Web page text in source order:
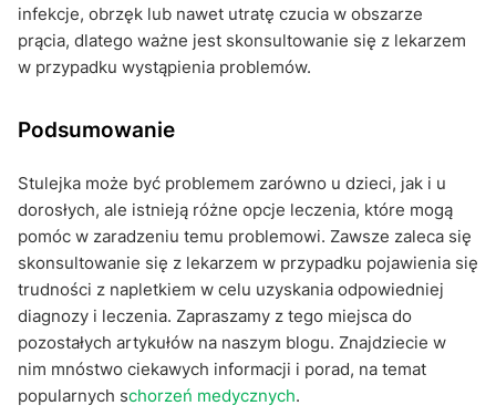
infekcje, obrzęk lub nawet utratę czucia w obszarze
prącia, dlatego ważne jest skonsultowanie się z lekarzem
w przypadku wystąpienia problemów.
Podsumowanie
Stulejka może być problemem zarówno u dzieci, jak i u
dorosłych, ale istnieją różne opcje leczenia, które mogą
pomóc w zaradzeniu temu problemowi. Zawsze zaleca się
skonsultowanie się z lekarzem w przypadku pojawienia się
trudności z napletkiem w celu uzyskania odpowiedniej
diagnozy i leczenia. Zapraszamy z tego miejsca do
pozostałych artykułów na naszym blogu. Znajdziecie w
nim mnóstwo ciekawych informacji i porad, na temat
popularnych schorzeń medycznych.